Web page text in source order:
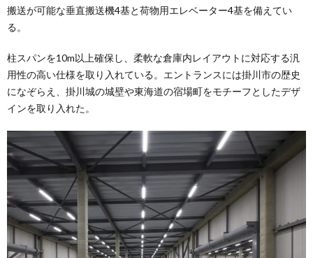
搬送が可能な垂直搬送機4基と荷物用エレベーター4基を備えてい
る。
柱スパンを10m以上確保し、柔軟な倉庫内レイアウトに対応する汎
用性の高い仕様を取り入れている。エントランスには掛川市の歴史
になぞらえ、掛川城の城壁や東海道の宿場町をモチーフとしたデザ
インを取り入れた。